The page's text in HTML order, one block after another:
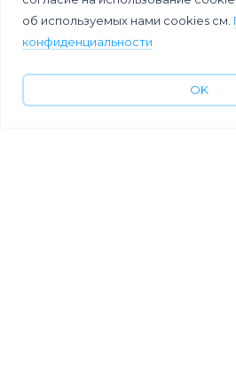
Внутренняя
конференция с
вау-эффектом.
об используемых нами cookies см.
конфиденциальности
OK